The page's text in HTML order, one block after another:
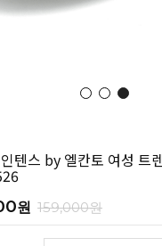
텐스 by 엘칸토 여성 트
원 159,000원